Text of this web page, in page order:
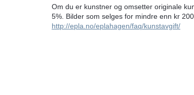
Om du er kunstner og omsetter originale
5%. Bilder som selges for mindre enn kr
http://epla.no/eplahagen/faq/kunstavgift/